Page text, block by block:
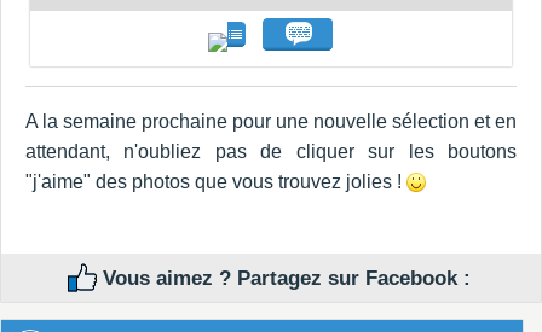
A la semaine prochaine pour une nouvelle sélection et en
attendant, n'oubliez pas de cliquer sur les boutons
"j'aime" des photos que vous trouvez jolies !
Vous aimez ? Partagez sur Facebook :